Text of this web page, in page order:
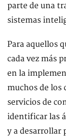
parte de una
sistemas
Para aquellos
cada vez más
en la
muchos de los
servicios de
identificar las
y a desarrollar